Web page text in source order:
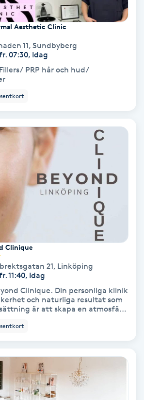
Aesthetic Clinic
11, Sundbyberg
07:30, Idag
PRP hår och hud/
Clinique
21, Linköping
11:40, Idag
Clinique. Din personliga klinik
och naturliga resultat som
är att skapa en atmosfär
och
med konsultation innan en
48 timmars betänketid.
behandling kan alltså inte ske
det gått mer än 6 månader sen
krävs en ny konsultation. Det